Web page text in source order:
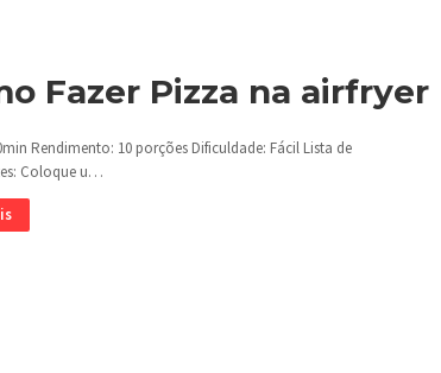
Fazer Pizza na airfryer
Rendimento: 10 porções Dificuldade: Fácil Lista de
Coloque u…